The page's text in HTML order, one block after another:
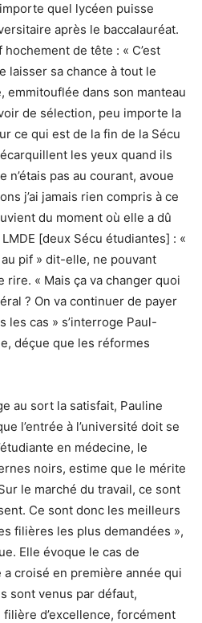
quel lycéen puisse
après le baccalauréat.
de tête : « C’est
laisser sa chance à tout le
emmitouflée dans son manteau
de sélection, peu importe la
ce qui est de la fin de la Sécu
les yeux quand ils
n’étais pas au courant, avoue
j’ai jamais rien compris à ce
du moment où elle a dû
[deux Sécu étudiantes] : «
pif » dit-elle, ne pouvant
rire. « Mais ça va changer quoi
? On va continuer de payer
les cas » s’interroge Paul-
déçue que les réformes
au sort la satisfait, Pauline
l’entrée à l’université doit se
en médecine, le
noirs, estime que le mérite
le marché du travail, ce sont
Ce sont donc les meilleurs
filières les plus demandées »,
Elle évoque le cas de
a croisé en première année qui
sont venus par défaut,
d’excellence, forcément